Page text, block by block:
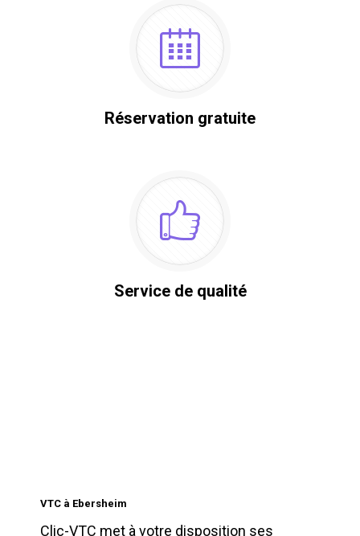
Réservation gratuite
Service de qualité
VTC à Ebersheim
Clic-VTC met à votre disposition ses